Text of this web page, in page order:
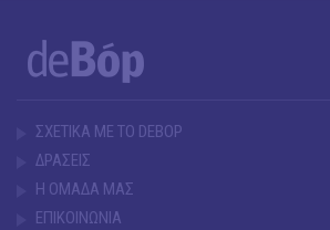
ΣΧΕΤΙΚΑ ΜΕ ΤΟ DEBOP
ΔΡΑΣΕΙΣ
Η ΟΜΑΔΑ ΜΑΣ
ΕΠΙΚΟΙΝΩΝΙΑ